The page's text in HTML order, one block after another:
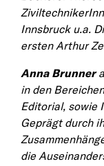
Innsbruck u.a.
ersten Arthur
Anna Brunner
in den
Editorial, sowie
Geprägt durch
die